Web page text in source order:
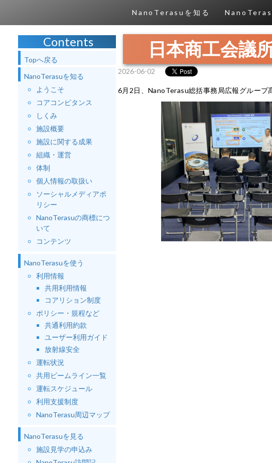
NanoTerasuを知る
Contents
Topへ戻る
NanoTerasuを知る
ようこそ
コアコンピタンス
しくみ
施設概要
施設に関する成果
組織・運営
体制
個人情報の取扱い
ソーシャルメディアポ
リシー
NanoTerasuの商標につ
いて
コンテンツ
NanoTerasuを使う
利用情報
共用利用情報
コアリション制度
ポリシー・規程など
共通利用約款
ユーザー利用ガイド
放射線安全
運転状況
共用ビームライン一覧
運転スケジュール
利用支援制度
NanoTerasu周辺マップ
NanoTerasuを見る
施設見学の申込み
日本商工会議
2026-06-02
6月2日、NanoTerasu総括事務局広報グループ